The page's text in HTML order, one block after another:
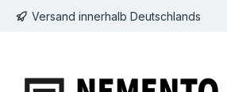
Hauptinhalt springen
Zur Suche springen
Zur Hauptnavigation springen
Versand innerhalb Deutschlands